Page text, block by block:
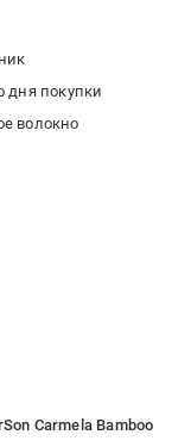
дня покупки
волокно
Carmela Bamboo